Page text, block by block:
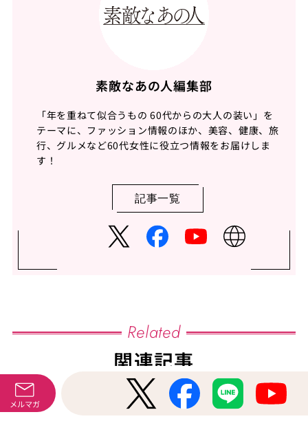
素敵なあの人編集部
「年を重ねて似合うもの 60代からの大人の装い」を
テーマに、ファッション情報のほか、美容、健康、旅
行、グルメなど60代女性に役立つ情報をお届けしま
す！
記事一覧
Related
関連記事
メルマガ